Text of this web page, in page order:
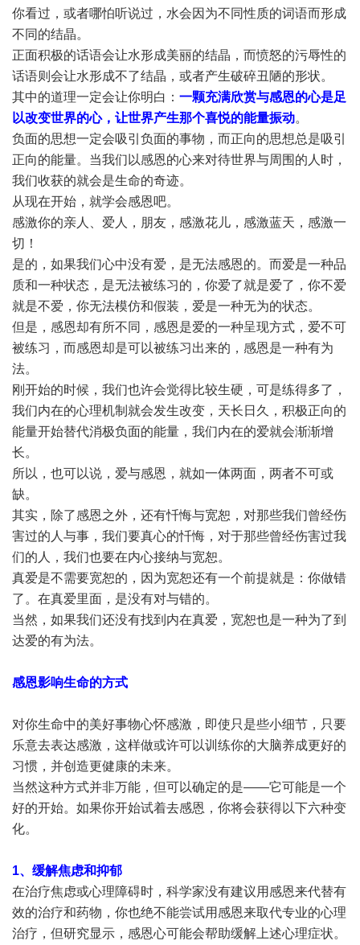
你看过，或者哪怕听说过，水会因为不同性质的词语而形成
不同的结晶。
正面积极的话语会让水形成美丽的结晶，而愤怒的污辱性的
话语则会让水形成不了结晶，或者产生破碎丑陋的形状。
其中的道理一定会让你明白： 一颗充满欣赏与感恩的心是足
以改变世界的心，让世界产生那个喜悦的能量振动。
负面的思想一定会吸引负面的事物，而正向的思想总是吸引
正向的能量。当我们以感恩的心来对待世界与周围的人时，
我们收获的就会是生命的奇迹。
从现在开始，就学会感恩吧。
感激你的亲人、爱人，朋友，感激花儿，感激蓝天，感激一
切！
是的，如果我们心中没有爱，是无法感恩的。而爱是一种品
质和一种状态，是无法被练习的，你爱了就是爱了，你不爱
就是不爱，你无法模仿和假装，爱是一种无为的状态。
但是，感恩却有所不同，感恩是爱的一种呈现方式，爱不可
被练习，而感恩却是可以被练习出来的，感恩是一种有为
法。
刚开始的时候，我们也许会觉得比较生硬，可是练得多了，
我们内在的心理机制就会发生改变，天长日久，积极正向的
能量开始替代消极负面的能量，我们内在的爱就会渐渐增
长。
所以，也可以说，爱与感恩，就如一体两面，两者不可或
缺。
其实，除了感恩之外，还有忏悔与宽恕，对那些我们曾经伤
害过的人与事，我们要真心的忏悔，对于那些曾经伤害过我
们的人，我们也要在内心接纳与宽恕。
真爱是不需要宽恕的，因为宽恕还有一个前提就是：你做错
了。在真爱里面，是没有对与错的。
当然，如果我们还没有找到内在真爱，宽恕也是一种为了到
达爱的有为法。
感恩影响生命的方式
对你生命中的美好事物心怀感激，即使只是些小细节，只要
乐意去表达感激，这样做或许可以训练你的大脑养成更好的
习惯，并创造更健康的未来。
当然这种方式并非万能，但可以确定的是——它可能是一个
好的开始。如果你开始试着去感恩，你将会获得以下六种变
化。
1、缓解焦虑和抑郁
在治疗焦虑或心理障碍时，科学家没有建议用感恩来代替有
效的治疗和药物，你也绝不能尝试用感恩来取代专业的心理
治疗，但研究显示，感恩心可能会帮助缓解上述心理症状。